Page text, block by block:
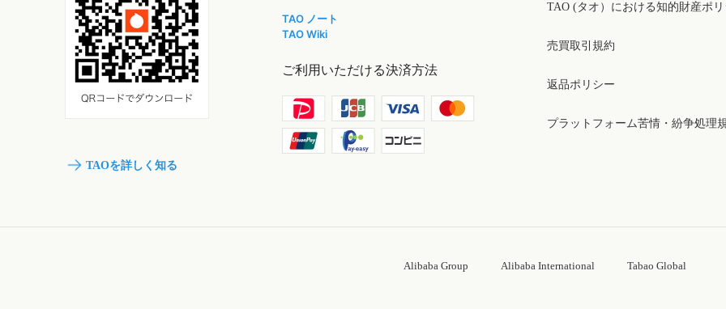
TAOを詳しく知る
TAO ノート
TAO Wiki
ご利用いただける決済方法
TAO (タオ）における知的財産ポリ
売買取引規約
返品ポリシー
プラットフォーム苦情・紛争処理
Alibaba Group Alibaba International Tabao Global